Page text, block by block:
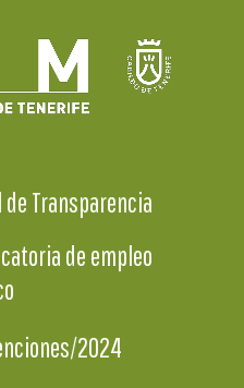
de Transparencia
de empleo
2024